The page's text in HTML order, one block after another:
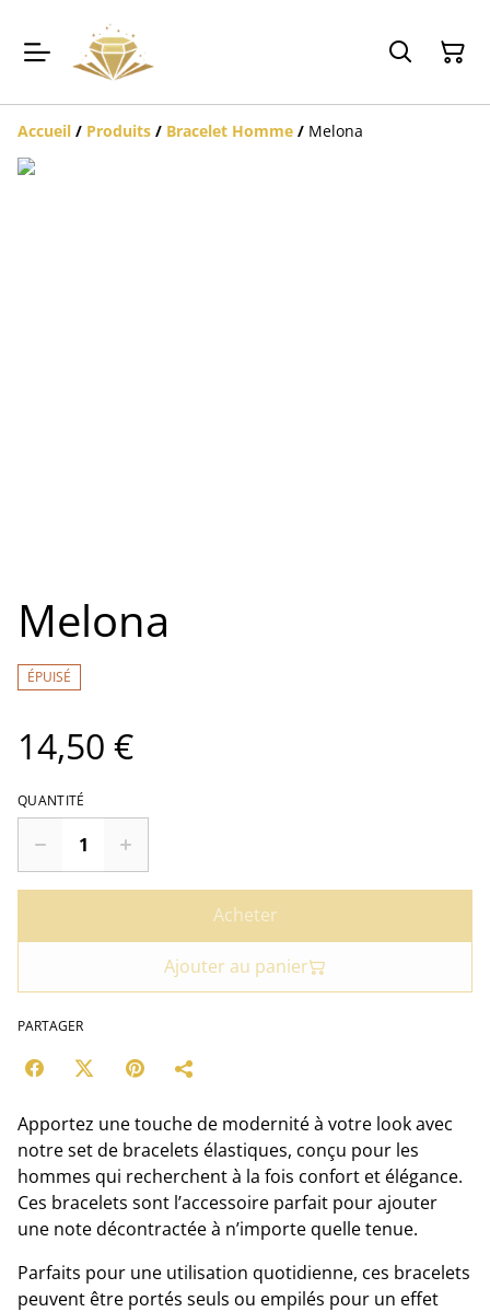
Accueil / Produits / Bracelet Homme / Melona
Melona
ÉPUISÉ
14,50 €
QUANTITÉ
Acheter
Ajouter au panier
PARTAGER
Apportez une touche de modernité à votre look avec
notre set de bracelets élastiques, conçu pour les
hommes qui recherchent à la fois confort et élégance.
Ces bracelets sont l’accessoire parfait pour ajouter
une note décontractée à n’importe quelle tenue.
Parfaits pour une utilisation quotidienne, ces bracelets
peuvent être portés seuls ou empilés pour un effet